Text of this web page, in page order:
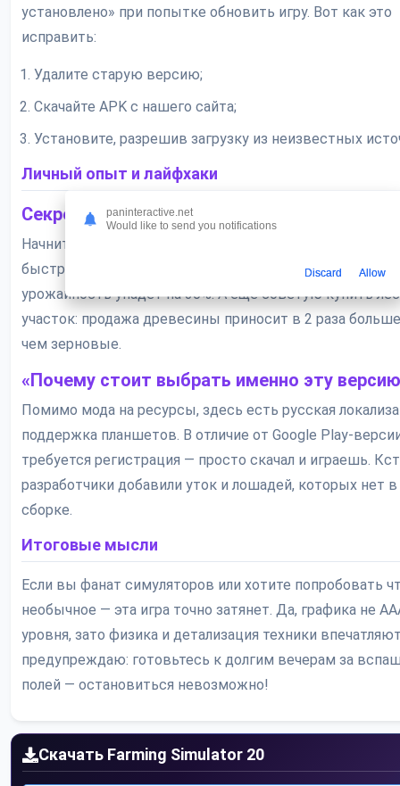
установлено» при попытке обновить игру. Вот как это
исправить:
Удалите старую версию;
Скачайте APK с нашего сайта;
Установите, разрешив загрузку из неизвестных
Личный опыт и лайфхаки
Секреты эффективного фермерства
Начните с выращивания подсолнухов — они дают
быстрее, чем пшеница. Не забывайте удобрять поля:
урожайность упадет на 30%. А еще советую купить
участок: продажа древесины приносит в 2 раза
чем зерновые.
«Почему стоит выбрать именно эту
Помимо мода на ресурсы, здесь есть русская
поддержка планшетов. В отличие от Google Play-
требуется регистрация — просто скачал и играешь.
разработчики добавили уток и лошадей, которых нет
сборке.
Итоговые мысли
Если вы фанат симуляторов или хотите попробовать
необычное — эта игра точно затянет. Да, графика не
уровня, зато физика и детализация техники
предупреждаю: готовьтесь к долгим вечерам за
полей — остановиться невозможно!
Скачать Farming Simulator 20
paninteractive.net
Would like to send you notifications
Discard Allow